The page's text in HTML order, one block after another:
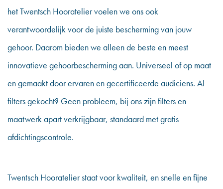
het Twentsch Hooratelier voelen we ons ook
verantwoordelijk voor de juiste bescherming van jouw
gehoor. Daarom bieden we alleen de beste en meest
innovatieve gehoorbescherming aan. Universeel of op maat
en gemaakt door ervaren en gecertificeerde audiciens. Al
filters gekocht? Geen probleem, bij ons zijn filters en
maatwerk apart verkrijgbaar, standaard met gratis
afdichtingscontrole.
Twentsch Hooratelier staat voor kwaliteit, en snelle en fijne